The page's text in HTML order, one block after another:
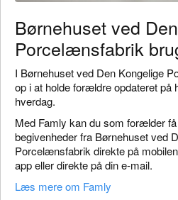
Børnehuset ved
Porcelænsfabrik
I Børnehuset ved Den Kongelige
op i at holde forældre opdateret på
hverdag.
Med Famly kan du som forælder
begivenheder fra Børnehuset ved
Porcelænsfabrik direkte på
app eller direkte på din e-mail.
Læs mere om Famly